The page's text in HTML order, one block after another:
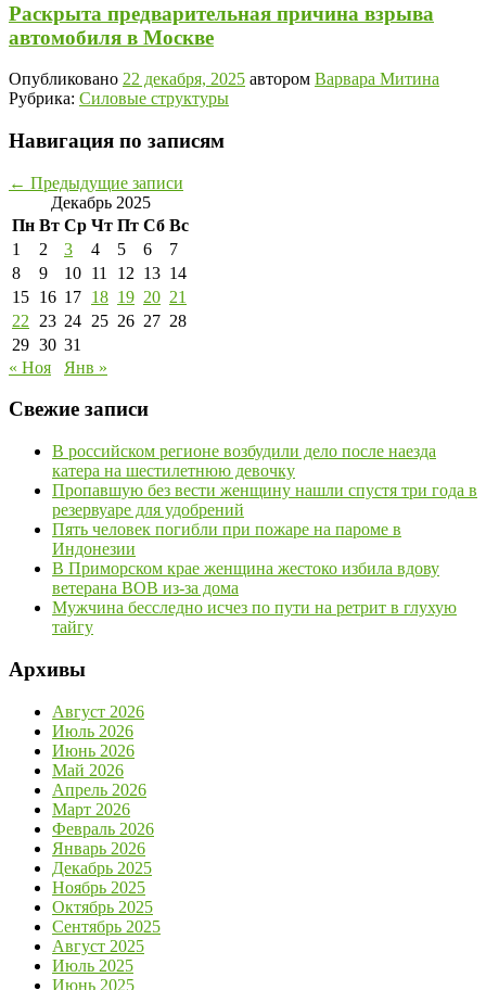
Раскрыта предварительная причина взрыва
автомобиля в Москве
Опубликовано 22 декабря, 2025 автором Варвара Митина
Рубрика: Силовые структуры
Навигация по записям
← Предыдущие записи
Декабрь 2025
Пн Вт Ср Чт Пт Сб Вс
1
2 3 4 5 6
7
8
9 10 11 12 13 14
15 16 17 18 19 20 21
22
23 24 25 26 27 28
29 30 31
« Ноя
Янв »
Свежие записи
В российском регионе возбудили дело после наезда
катера на шестилетнюю девочку
Пропавшую без вести женщину нашли спустя три года в
резервуаре для удобрений
Пять человек погибли при пожаре на пароме в
Индонезии
В Приморском крае женщина жестоко избила вдову
ветерана ВОВ из-за дома
Мужчина бесследно исчез по пути на ретрит в глухую
тайгу
Архивы
Август 2026
Июль 2026
Июнь 2026
Май 2026
Апрель 2026
Март 2026
Февраль 2026
Январь 2026
Декабрь 2025
Ноябрь 2025
Октябрь 2025
Сентябрь 2025
Август 2025
Июль 2025
Июнь 2025